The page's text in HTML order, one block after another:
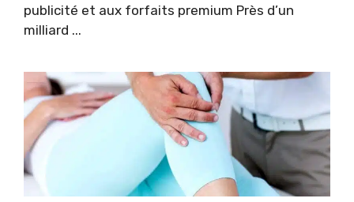
publicité et aux forfaits premium Près d’un
milliard ...